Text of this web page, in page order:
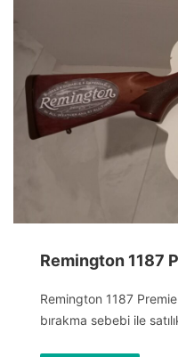
Remington 1187
Remington 1187
bırakma sebebi ile